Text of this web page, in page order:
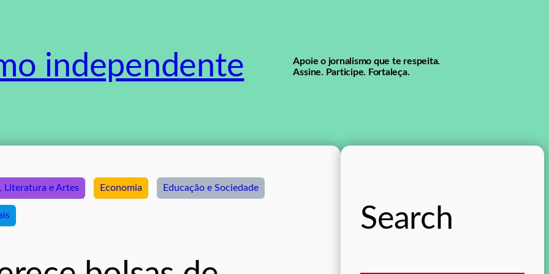
independente
Apoie o jornalismo que te respeita.
Assine. Participe. Fortaleça.
Literatura e Artes Economia Educação e Sociedade
Search